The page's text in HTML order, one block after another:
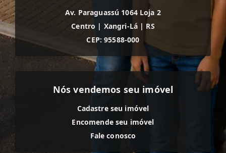
Av. Paraguassú 1064 Loja 2
Centro | Xangri-Lá | RS
CEP: 95588-000
Nós vendemos seu imóvel
Cadastre seu imóvel
Encomende seu imóvel
Fale conosco